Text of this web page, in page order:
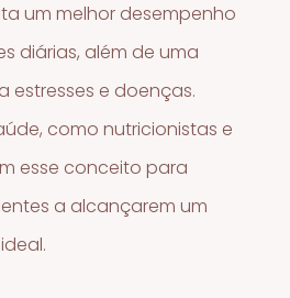
um melhor desempenho
diárias, além de uma
estresses e doenças.
como nutricionistas e
esse conceito para
a alcançarem um